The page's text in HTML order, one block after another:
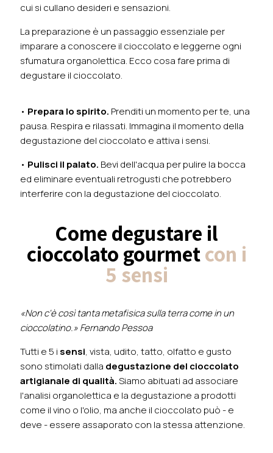
cui si cullano desideri e sensazioni.
La preparazione è un passaggio essenziale per
imparare a conoscere il cioccolato e leggerne ogni
sfumatura organolettica. Ecco cosa fare prima di
degustare il cioccolato.
• Prepara lo spirito. Prenditi un momento per te, una
pausa. Respira e rilassati. Immagina il momento della
degustazione del cioccolato e attiva i sensi.
• Pulisci il palato. Bevi dell'acqua per pulire la bocca
ed eliminare eventuali retrogusti che potrebbero
interferire con la degustazione del cioccolato.
Come degustare il
cioccolato gourmetcon i
5 sensi
«Non c'è così tanta metafisica sulla terra come in un
cioccolatino.» Fernando Pessoa
Tutti e 5 i sensi, vista, udito, tatto, olfatto e gusto
sono stimolati dalla degustazione del cioccolato
artigianale di qualità.Siamo abituati ad associare
l'analisi organolettica e la degustazione a prodotti
come il vino o l'olio, ma anche il cioccolato può - e
deve - essere assaporato con la stessa attenzione.